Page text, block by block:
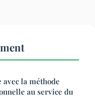
la méthode
au service du